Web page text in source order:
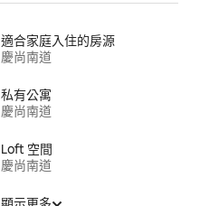
適合家庭入住的房源
慶尚南道
私有公寓
慶尚南道
Loft 空間
慶尚南道